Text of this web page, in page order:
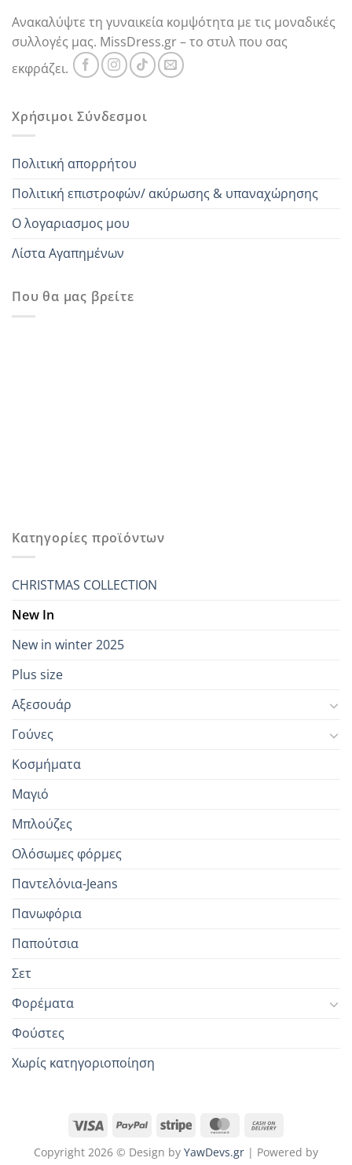
Ανακαλύψτε τη γυναικεία κομψότητα με τις μοναδικές
συλλογές μας. MissDress.gr – το στυλ που σας
εκφράζει.
Χρήσιμοι Σύνδεσμοι
Πολιτική απορρήτου
Πολιτική επιστροφών/ ακύρωσης & υπαναχώρησης
Ο λογαριασμος μου
Λίστα Αγαπημένων
Που θα μας βρείτε
Κατηγορίες προϊόντων
CHRISTMAS COLLECTION
New In
New in winter 2025
Plus size
Αξεσουάρ
Γούνες
Κοσμήματα
Μαγιό
Μπλούζες
Ολόσωμες φόρμες
Παντελόνια-Jeans
Πανωφόρια
Παπούτσια
Σετ
Φορέματα
Φούστες
Χωρίς κατηγοριοποίηση
Copyright 2026 © Design by YawDevs.gr | Powered by